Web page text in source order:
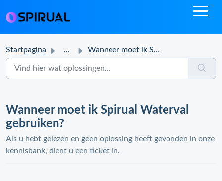
Startpagina ... Wanneer moet ik Spirual Waterval gebruiken?
Wanneer moet ik Spirual Waterval
gebruiken?
Als u hebt gelezen en geen oplossing heeft gevonden in onze
kennisbank, dient u een ticket in.